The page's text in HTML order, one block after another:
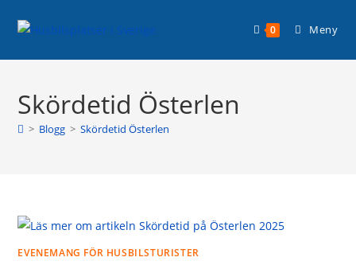
0 Meny
Skördetid Österlen
> Blogg > Skördetid Österlen
EVENEMANG FÖR HUSBILSTURISTER
Planera din husbilssemester med
Husbilsplatsguiden Premium!
Läs mer >